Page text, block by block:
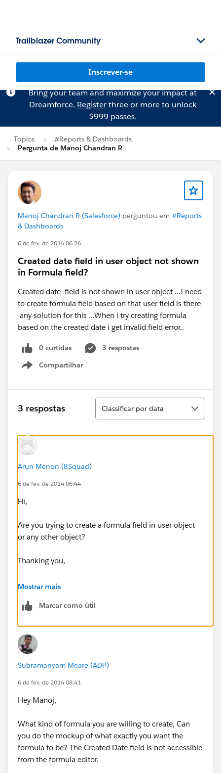
Trailblazer Community
Inscrever-se
Bring your team and maximize your impact at
Dreamforce. Registerthree or more to unlock
$999 passes.
Topics
#Reports & Dashboards
Pergunta de Manoj Chandran R
Manoj Chandran R (Salesforce) perguntou em #Reports
& Dashboards
6 de fev. de 2014 06:26
Created date field in user object not shown
in Formula field?
Created date field is not shown in user object ...I need
to create formula field based on that user field is there
any solution for this ...When i try creating formula
based on the created date i get invalid field error..
0 curtidas
3 respostas
Compartilhar
Show menu
3 respostas
Classificar
Classificar por data
Arun Menon (8Squad)
6 de fev. de 2014 06:44
Hi,
Are you trying to create a formula field in user object
or any other object?
Thanking you,
Arun
Mostrar mais
Marcar como útil
Subramanyam Meare (ADP)
6 de fev. de 2014 08:41
Hey Manoj,
What kind of formula you are willing to create, Can
you do the mockup of what exactly you want the
formula to be? The Created Date field is not accessible
from the formula editor.